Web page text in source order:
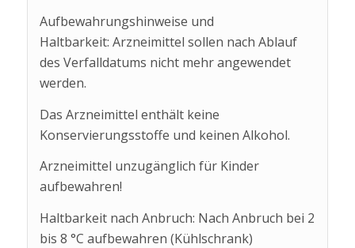
Aufbewahrungshinweise und
Haltbarkeit: Arzneimittel sollen nach Ablauf
des Verfalldatums nicht mehr angewendet
werden.
Das Arzneimittel enthält keine
Konservierungsstoffe und keinen Alkohol.
Arzneimittel unzugänglich für Kinder
aufbewahren!
Haltbarkeit nach Anbruch: Nach Anbruch bei 2
bis 8 °C aufbewahren (Kühlschrank)